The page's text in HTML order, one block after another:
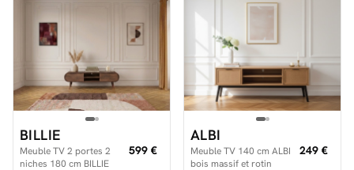
BILLIE
Meuble TV 2 portes 2
niches 180 cm BILLIE
599 €
ALBI
Meuble TV 140 cm ALBI
bois massif et rotin
249 €